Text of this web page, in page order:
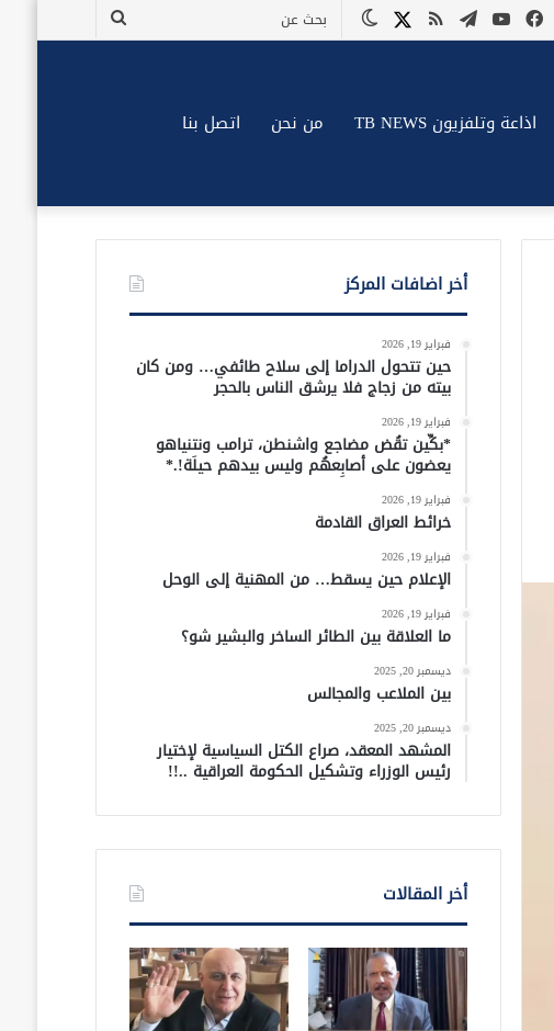
بحث
الوضع X ملخص
تيلقراميوتيوب
فيسبوك
اذاعة وتلفزيون TB NEWS من نحن اتصل بنا
أخر اضافات المركز
فبراير 19, 2026
حين تتحول الدراما إلى سلاح طائفي… ومن كان
بيته من زجاج فلا يرشق الناس بالحجر
فبراير 19, 2026
*بكِّين تقُض مضاجع واشنطن، ترامب ونتنياهو
يعضون على أصابِعهُم وليس بيدهم حيلَة!.*
فبراير 19, 2026
خرائط العراق القادمة
فبراير 19, 2026
الإعلام حين يسقط… من المهنية إلى الوحل
فبراير 19, 2026
ما العلاقة بين الطائر الساخر والبشير شو؟
ديسمبر 20, 2025
بين الملاعب والمجالس
ديسمبر 20, 2025
المشهد المعقد، صراع الكتل السياسية لإختيار
رئيس الوزراء وتشكيل الحكومة العراقية ..!!
أخر المقالات